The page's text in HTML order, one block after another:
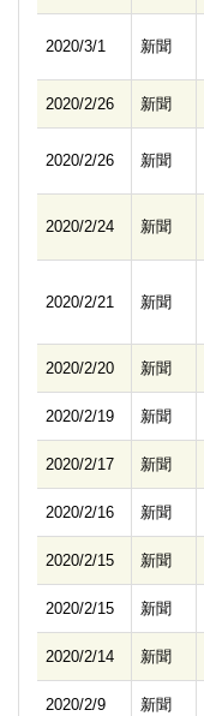
2020/3/1 新聞
2020/2/26 新聞
2020/2/26 新聞
2020/2/24 新聞
2020/2/21 新聞
2020/2/20 新聞
2020/2/19 新聞
2020/2/17 新聞
2020/2/16 新聞
2020/2/15 新聞
2020/2/15 新聞
2020/2/14 新聞
2020/2/9 新聞